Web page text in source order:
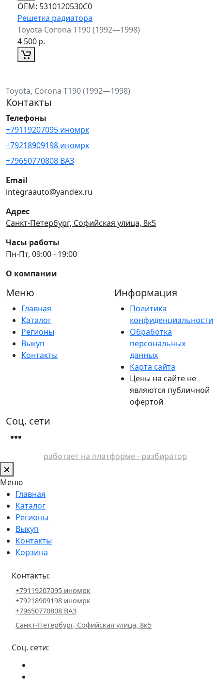
ОЕМ: 5310120530C0
Решетка радиатора
Toyota Corona T190 (1992—1998)
4 500р.
Toyota, Corona T190 (1992—1998)
Контакты
Телефоны
+79119207095 иномрк
+79218909198 иномрк
+79650770808 ВАЗ
Email
integraauto@yandex.ru
Адрес
Санкт-Петербург, Софийская улица, 8к5
Часы работы
Пн-Пт, 09:00 - 19:00
О компании
Меню
Главная
Каталог
Регионы
Выкуп
Контакты
Информация
Политика
конфиденциальности
Обработка
персональных
данных
Карта сайта
Цены на сайте не
являются публичной
офертой
Соц. сети
работает на платформе - разбиратор
Меню
Главная
Каталог
Регионы
Выкуп
Контакты
Корзина
Контакты:
+79119207095 иномрк
+79218909198 иномрк
+79650770808 ВАЗ
Санкт-Петербург, Софийская улица, 8к5
Соц. сети: